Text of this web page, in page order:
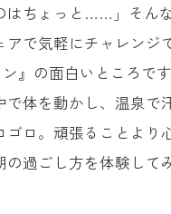
はちょっと……」そん
アで気軽にチャレンジ
ン』の面白いところで
で体を動かし、温泉で
ゴロ。頑張ることより
の過ごし方を体験して